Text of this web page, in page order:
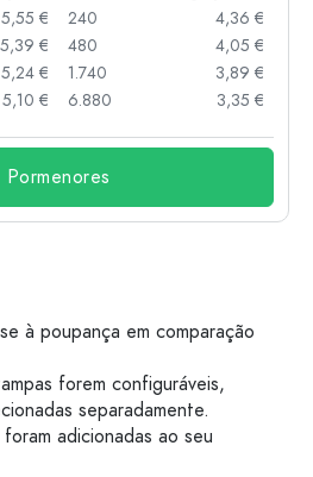
5,55 €
5,39 €
5,24 €
5,10 €
240
4,36 €
480
4,05 €
1.740
3,89 €
6.880
3,35 €
Pormenores
à poupança em comparação
forem configuráveis,
separadamente.
adicionadas ao seu